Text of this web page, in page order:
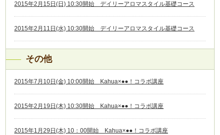
2015年2月15日(日) 10:30開始 デイリーアロマスタイル基礎コース
2015年2月11日(水) 10:30開始 デイリーアロマスタイル基礎コース
その他
2015年7月10日(金) 10:00開始 Kahua×●●！コラボ講座
2015年2月19日(木) 10:30開始 Kahua×●●！コラボ講座
2015年1月29日(木) 10：00開始 Kahua×●●！コラボ講座